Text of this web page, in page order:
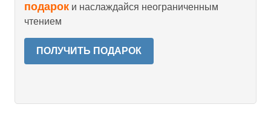
подарок и наслаждайся неограниченным
чтением
ПОЛУЧИТЬ ПОДАРОК